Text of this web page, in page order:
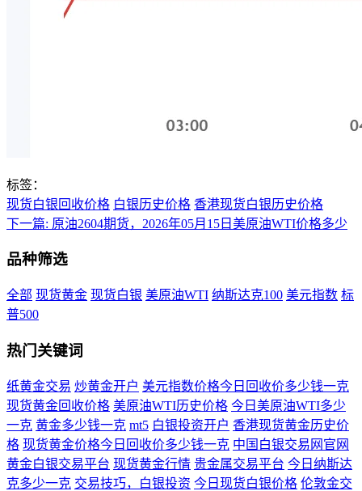
标签：
现货白银回收价格 白银历史价格 香港现货白银历史价格
下一篇: 原油2604期货，2026年05月15日美原油WTI价格多少
品种筛选
全部 现货黄金 现货白银 美原油WTI 纳斯达克100 美元指数 标
普500
热门关键词
纸黄金交易 炒黄金开户 美元指数价格今日回收价多少钱一克
现货黄金回收价格 美原油WTI历史价格 今日美原油WTI多少
一克 黄金多少钱一克 mt5 白银投资开户 香港现货黄金历史价
格 现货黄金价格今日回收价多少钱一克 中国白银交易网官网
黄金白银交易平台 现货黄金行情 贵金属交易平台 今日纳斯达
克多少一克 交易技巧，白银投资 今日现货白银价格 伦敦金交